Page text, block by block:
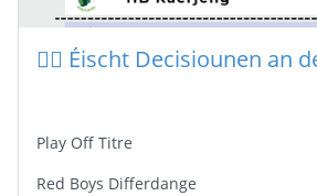
Play Off Titre
Red Boys Differdange